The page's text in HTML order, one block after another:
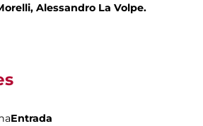
Alessandro La Volpe.
Entrada